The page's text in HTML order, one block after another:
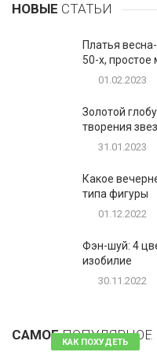
НОВЫЕ СТАТЬИ
Платья
50-х,
01.02.2023
Золотой
творения
31.01.2023
Какое
типа фигуры
01.12.2022
Фэн-шуй: 4
изобилие
30.11.2022
САМОЕПОПУЛЯРНОЕ
КАК ПОХУДЕТЬ